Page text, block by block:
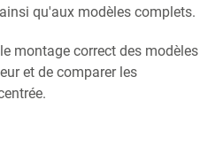
qu'aux modèles complets.
montage correct des modèles
et de comparer les